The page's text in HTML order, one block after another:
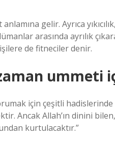
gelir. Ayrıca
arasında ayrılık
de fitneciler denir.
ummeti
için çeşitli
Ancak Allah’ın dinini
kurtulacaktır.”